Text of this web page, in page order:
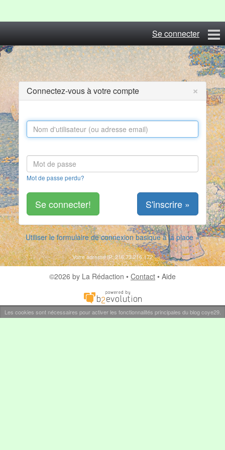
Se connecter
Coye29
Blog
Albums
Photos du Festival
Contact
S'inscrire
Connectez-vous à votre compte ×
Mot de passe perdu?
S'inscrire »
Utiliser le formulaire de connexion basique à la place »
Votre adresse IP: 216.73.216.172
©2026 by La Rédaction • Contact • Aide
Les cookies sont nécessaires pour activer les fonctionnalités principales du blog coye29.